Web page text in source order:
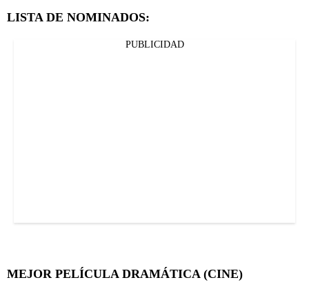
LISTA DE NOMINADOS:
PUBLICIDAD
MEJOR PELÍCULA DRAMÁTICA (CINE)